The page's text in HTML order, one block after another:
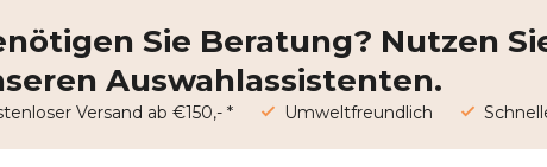
Sie Beratung? Nutzen
Auswahlassistenten.
Versand ab €150,- * Umweltfreundlich